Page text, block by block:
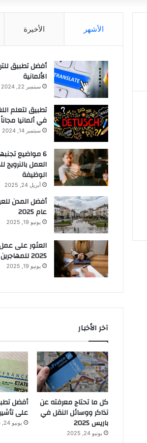
الأشهر الأخيرة
أفضل تطبيق
الألمانية
سبتمبر 22, 2024
تطبيق لتعلم
في ألمانيا مجاناً
سبتمبر 14, 2024
6 مواضيع
العمل
الوظيفة
أبريل 24, 2025
أفضل المدن
عام 2025
يونيو 19, 2025
العثور على
2025 للمهاجرين
يونيو 19, 2025
آخر الأخبار
كل ما تحتاج معرفته عن
تذاكر ووسائل النقل في
باريس 2025
يونيو 24, 2025
أفضل
على
يونيو 24, 2025